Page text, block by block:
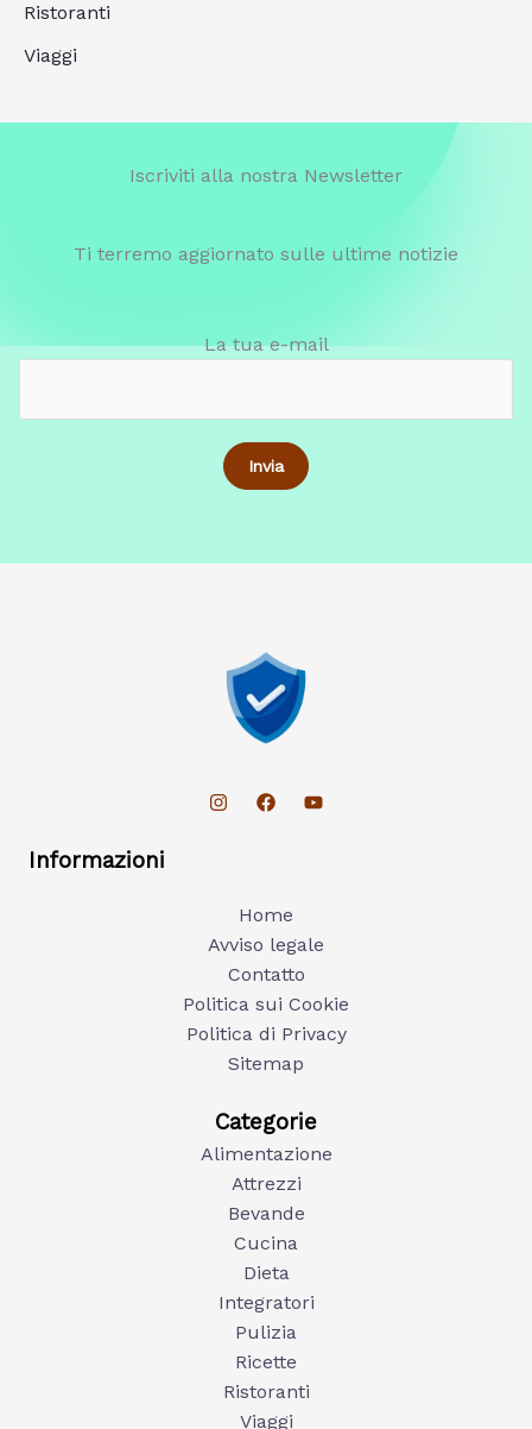
Ristoranti
Viaggi
Iscriviti alla nostra Newsletter
Ti terremo aggiornato sulle ultime notizie
La tua e-mail
Informazioni
Home
Avviso legale
Contatto
Politica sui Cookie
Politica di Privacy
Sitemap
Categorie
Alimentazione
Attrezzi
Bevande
Cucina
Dieta
Integratori
Pulizia
Ricette
Ristoranti
Viaggi